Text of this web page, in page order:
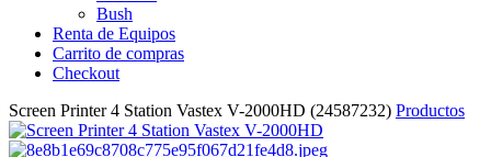
Bush
Renta de Equipos
Carrito de compras
Checkout
Screen Printer 4 Station Vastex V-2000HD (24587232) Productos